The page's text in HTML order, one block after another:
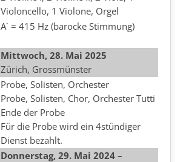
Violoncello, 1 Violone, Orgel
A` = 415 Hz (barocke Stimmung)
Mittwoch, 28. Mai 2025
Zürich, Grossmünster
Probe, Solisten, Orchester
Probe, Solisten, Chor, Orchester Tutti
Ende der Probe
Für die Probe wird ein 4stündiger
Dienst bezahlt.
Donnerstag, 29. Mai 2024 –